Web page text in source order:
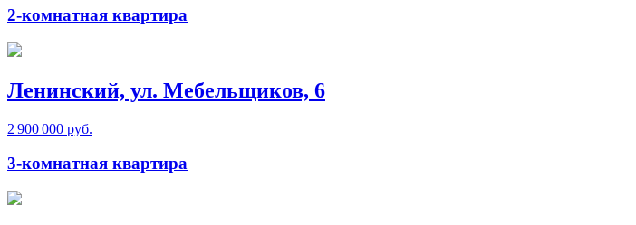
2-комнатная квартира
Ленинский, ул. Мебельщиков, 6
2 900 000 руб.
3-комнатная квартира